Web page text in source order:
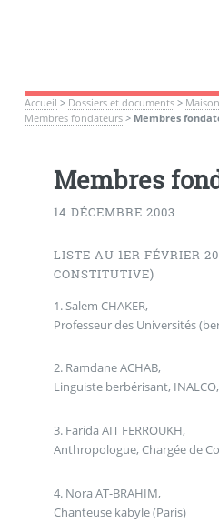
Accueil > Dossiers et documents>
Membres fondateurs> Membres
Membres
14 DÉCEMBRE 2003
LISTE AU 1ER FÉVRIER
CONSTITUTIVE)
1. Salem CHAKER,
Professeur des Universités
2. Ramdane ACHAB,
Linguiste berbérisant,
3. Farida AIT FERROUKH,
Anthropologue, Chargée de
4. Nora AT-BRAHIM,
Chanteuse kabyle (Paris)